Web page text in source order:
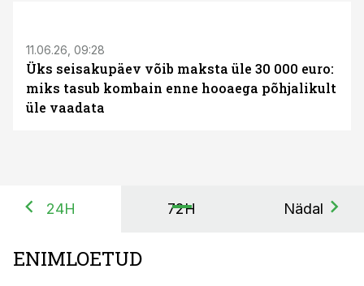
11.06.26, 09:28
Üks seisakupäev võib maksta üle 30 000 euro:
miks tasub kombain enne hooaega põhjalikult
üle vaadata
24H 72H Nädal
ENIMLOETUD